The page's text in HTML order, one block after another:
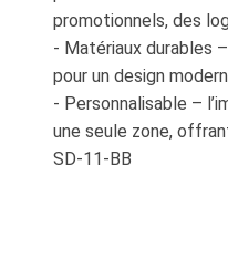
promotionnels, des
- Matériaux durables
pour un design
- Personnalisable –
une seule zone,
SD-11-BB